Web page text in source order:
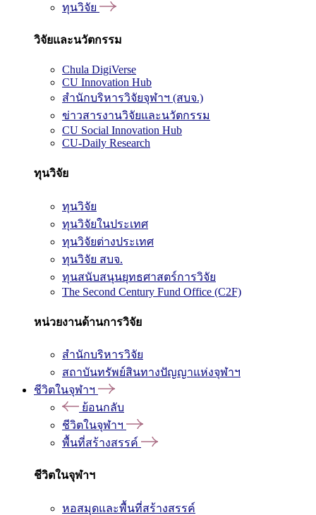
ทุนวิจัย
วิจัยและนวัตกรรม
Chula DigiVerse
CU Innovation Hub
สำนักบริหารวิจัยจุฬาฯ (สบจ.)
ข่าวสารงานวิจัยและนวัตกรรม
CU Social Innovation Hub
CU-Daily Research
ทุนวิจัย
ทุนวิจัย
ทุนวิจัยในประเทศ
ทุนวิจัยต่างประเทศ
ทุนวิจัย สบจ.
ทุนสนับสนุนยุทธศาสตร์การวิจัย
The Second Century Fund Office (C2F)
หน่วยงานด้านการวิจัย
สำนักบริหารวิจัย
สถาบันทรัพย์สินทางปัญญาแห่งจุฬาฯ
ชีวิตในจุฬาฯ
ย้อนกลับ
ชีวิตในจุฬาฯ
พื้นที่สร้างสรรค์
ชีวิตในจุฬาฯ
หอสมุดและพื้นที่สร้างสรรค์